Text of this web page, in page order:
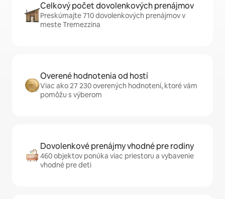
Celkový počet dovolenkových prenájmov
Preskúmajte 710 dovolenkových prenájmov v
meste Tremezzina
Overené hodnotenia od hostí
Viac ako 27 230 overených hodnotení, ktoré vám
pomôžu s výberom
Dovolenkové prenájmy vhodné pre rodiny
460 objektov ponúka viac priestoru a vybavenie
vhodné pre deti